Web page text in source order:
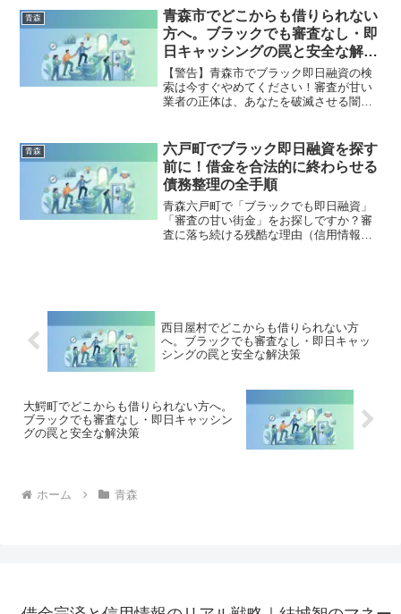
説。多重債務の地獄から抜け出し、合法
的に借金を減額・免除する「債務整理」
の正しい知識と、今すぐ督促を止める無
料相談窓口をご案内します。
青森
青森市でどこからも借りられない
方へ。ブラックでも審査なし・即
日キャッシングの罠と安全な解決
策
【警告】青森市でブラック即日融資の検
索は今すぐやめてください！審査が甘い
業者の正体は、あなたを破滅させる闇金
市で違法業者を避け、借金地獄から抜け
出した方々の実体験と確実な解決策を完
全公開。
青森
六戸町でブラック即日融資を探す
前に！借金を合法的に終わらせる
債務整理の全手順
青森六戸町で「ブラックでも即日融資」
「審査の甘い街金」をお探しですか？審
査に落ち続ける残酷な理由（信用情報と
る無料相談窓口をご案内します。
西目屋村でどこからも借りられない方
へ。ブラックでも審査なし・即日キャッ
シングの罠と安全な解決策
大鰐町でどこからも借りられない方へ。
ブラックでも審査なし・即日キャッシン
グの罠と安全な解決策
ホーム 青森